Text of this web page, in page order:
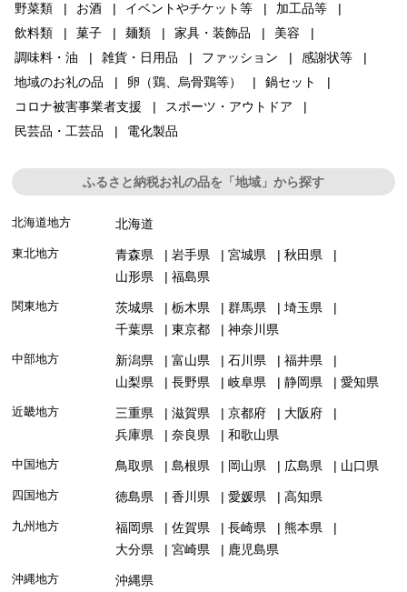
野菜類
お酒 イベントやチケット等
加工品等
飲料類
菓子 麺類 家具・装飾品
美容
調味料・油
雑貨・日用品 ファッション
感謝状等
地域のお礼の品
卵（鶏、烏骨鶏等）
鍋セット
コロナ被害事業者支援
スポーツ・アウトドア
民芸品・工芸品
電化製品
ふるさと納税お礼の品を「地域」から探す
北海道地方 北海道
東北地方 青森県 岩手県 宮城県
秋田県
山形県
福島県
関東地方 茨城県 栃木県 群馬県
埼玉県
千葉県
東京都 神奈川県
中部地方 新潟県 富山県 石川県
福井県
山梨県
長野県 岐阜県 静岡県 愛知県
近畿地方 三重県 滋賀県 京都府
大阪府
兵庫県
奈良県 和歌山県
中国地方 鳥取県 島根県 岡山県 広島県 山口県
四国地方 徳島県 香川県 愛媛県 高知県
九州地方 福岡県 佐賀県 長崎県
熊本県
大分県
宮崎県 鹿児島県
沖縄地方 沖縄県